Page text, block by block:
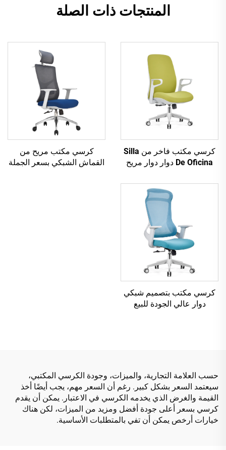
المنتجات ذات الصلة
كرسي مكتب فاخر من Silla
De Oficina دوار دوار مريح
شبكي متوسط الظهر للمكتب
كرسي مكتب مريح من
القماش الشبكي بسعر الجملة
كرسي مكتب بتصميم شبكي
دوار عالي الجودة للبيع
حسب العلامة التجارية، والميزات، وجودة الكرسي المكتبي،
سيعتمد السعر بشكل كبير. رغم أن السعر مهم، يجب أيضًا أخذ
القيمة والغرض الذي يخدمه الكرسي في الاعتبار. يمكن أن يقدم
كرسي بسعر أعلى جودة أفضل ومزيد من الميزات، لكن هناك
خيارات أرخص يمكن أن تفي بالمتطلبات الأساسية.